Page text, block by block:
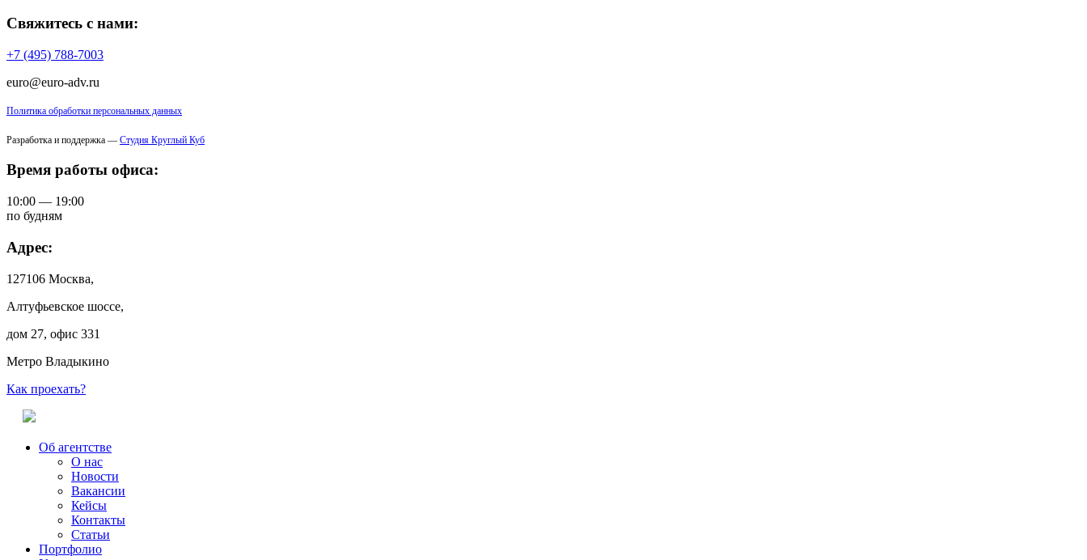
Свяжитесь с нами:
+7 (495) 788-7003
euro@euro-adv.ru
Политика обработки персональных данных
Разработка и поддержка — Студия Круглый Куб
Время работы офиса:
10:00 — 19:00
по будням
Адрес:
127106 Москва,
Алтуфьевское шоссе,
дом 27, офис 331
Метро Владыкино
Как проехать?
Об агентстве
О нас
Новости
Вакансии
Кейсы
Контакты
Статьи
Портфолио